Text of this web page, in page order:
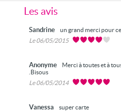
Les avis
Sandrine
un grand merci pour
Le 06/05/2015
Anonyme
Merci à toutes et à
.Bisous
Le 06/05/2014
Vanessa
super carte